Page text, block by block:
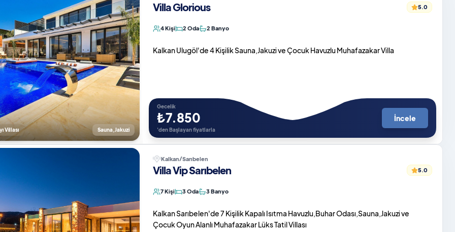
Villası Sauna,Jakuzi
Villa Glorious 5.0
4 Kişi 2 Oda 2 Banyo
Kalkan Ulugöl'de 4 Kişilik Sauna,Jakuzi ve Çocuk Havuzlu Muhafazakar Villa
Gecelik
₺7.850
'den Başlayan fiyatlarla
İncele
Kalkan/Sarıbelen
Villa Vip Sarıbelen 5.0
7 Kişi 3 Oda 3 Banyo
Kalkan Sarıbelen'de 7 Kişilik Kapalı Isıtma Havuzlu,Buhar Odası,Sauna,Jakuzi ve
Çocuk Oyun Alanlı Muhafazakar Lüks Tatil Villası